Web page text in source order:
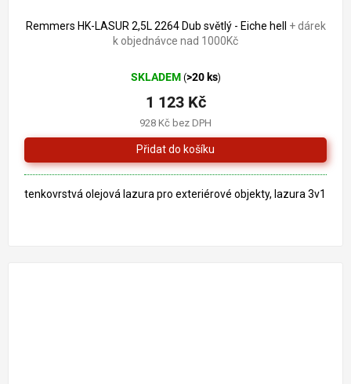
Remmers HK-LASUR 2,5L 2264 Dub světlý - Eiche hell + dárek
k objednávce nad 1000Kč
SKLADEM (>20 ks)
928 Kč bez DPH
1 123 Kč
tenkovrstvá olejová lazura pro exteriérové objekty, lazura 3v1